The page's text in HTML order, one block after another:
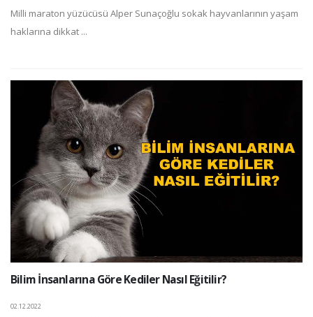
Milli maraton yüzücüsü Alper Sunaçoğlu sokak hayvanlarının yaşam
haklarına dikkat ...
Bilim İnsanlarına Göre Kediler Nasıl Eğitilir?
02.12.2022